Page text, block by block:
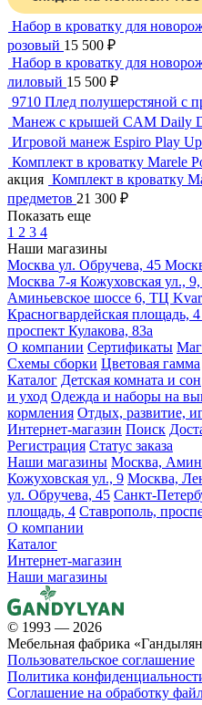
Набор в кроватку для
розовый 15 500 ₽
Набор в кроватку для
лиловый 15 500 ₽
9710 Плед полушерстяной с
Манеж с крышей CAM Daily
Игровой манеж Espiro Play
Комплект в кроватку Marele
акция Комплект в кроватку
предметов 21 300 ₽
Показать еще
1 2 3 4
Наши магазины
Москва ул. Обручева, 45
Москва 7-я Кожуховская ул.,
Аминьевское шоссе 6, ТЦ
Красногвардейская площадь, 4
проспект Кулакова, 83а
О компании Сертификаты
Схемы сборки Цветовая гамма
Каталог Детская комната и сон
и уход Одежда и наборы на
кормления Отдых, развитие,
Интернет-магазин Поиск
Регистрация Статус заказа
Наши магазины Москва,
Кожуховская ул., 9 Москва,
ул. Обручева, 45 Санкт-
площадь, 4 Ставрополь,
О компании
Каталог
Интернет-магазин
Наши магазины
© 1993 — 2026
Мебельная фабрика
Пользовательское соглашение
Политика
Соглашение на обработку